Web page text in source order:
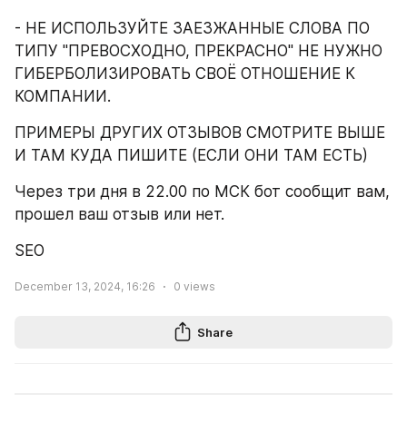
- НЕ ИСПОЛЬЗУЙТЕ ЗАЕЗЖАННЫЕ СЛОВА ПО
ТИПУ "ПРЕВОСХОДНО, ПРЕКРАСНО" НЕ НУЖНО
ГИБЕРБОЛИЗИРОВАТЬ СВОЁ ОТНОШЕНИЕ К
КОМПАНИИ.
ПРИМЕРЫ ДРУГИХ ОТЗЫВОВ СМОТРИТЕ ВЫШЕ
И ТАМ КУДА ПИШИТЕ (ЕСЛИ ОНИ ТАМ ЕСТЬ)
Через три дня в 22.00 по МСК бот сообщит вам,
прошел ваш отзыв или нет.
SEO
December 13, 2024, 16:26 0 views
Share